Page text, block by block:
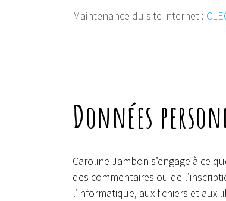
Maintenance du site internet :
Données
Caroline Jambon s’engage à ce
des commentaires ou de
l’informatique, aux fichiers et aux